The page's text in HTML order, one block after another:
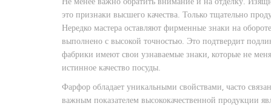
это признаки высшего качества. Только тщательно
Нередко мастера оставляют фирменные знаки на
выполнено с высокой точностью. Это подтвердит
фабрики имеют свои узнаваемые знаки, которые не
истинное качество посуды.
Фарфор обладает уникальными свойствами, часто
важным показателем высококачественной продукции